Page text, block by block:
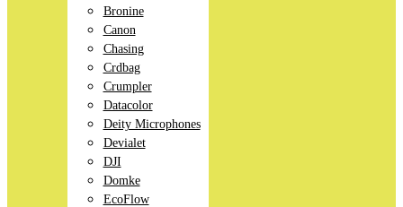
Bronine
Canon
Chasing
Crdbag
Crumpler
Datacolor
Deity Microphones
Devialet
DJI
Domke
EcoFlow